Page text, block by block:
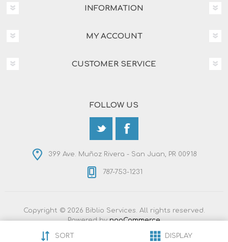
INFORMATION
MY ACCOUNT
CUSTOMER SERVICE
FOLLOW US
399 Ave. Muñoz Rivera - San Juan, PR 00918
787-753-1231
Copyright © 2026 Biblio Services. All rights reserved.
Powered bynopCommerce
Nop-Templates.com
SORT
DISPLAY